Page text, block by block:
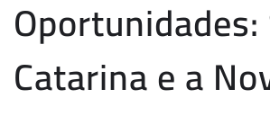
Catarina e a